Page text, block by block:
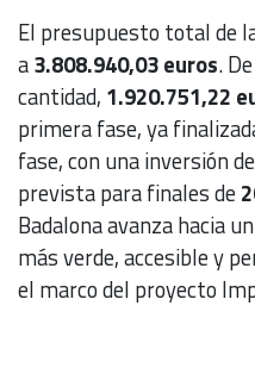
El presupuesto total de
a3.808.940,03 euros.
cantidad, 1.920.751,22
primera fase, ya
fase, con una inversión de
prevista para finales de
Badalona avanza hacia
más verde, accesible y
el marco del proyecto